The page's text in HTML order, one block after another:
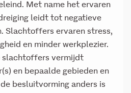
Met name het ervaren
leidt tot negatieve
Slachtoffers ervaren stress,
en minder werkplezier.
slachtoffers vermijdt
en bepaalde gebieden en
besluitvorming anders is